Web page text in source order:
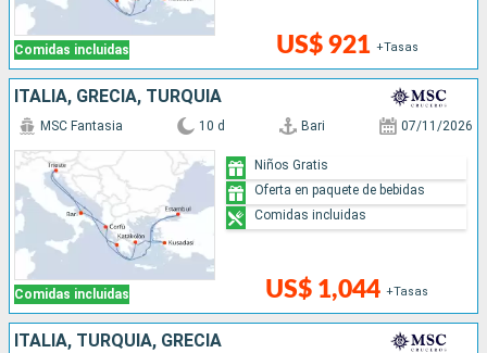
Comidas incluidas US$ 921 +Tasas
ITALIA, GRECIA, TURQUÍA
Comidas incluidas
MSC Fantasia 10 d Bari 07/11/2026
US$ 1,044 +Tasas
Niños Gratis
Oferta en paquete de bebidas
Comidas incluidas
ITALIA, TURQUÍA, GRECIA